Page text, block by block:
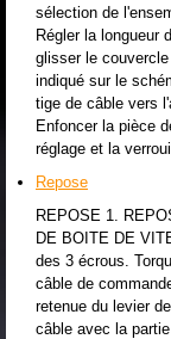
sélection de
Régler la longueur
glisser le
indiqué sur le
tige de câble vers
Enfoncer la pièce
réglage et la
Repose
REPOSE 1.
DE BOITE DE
des 3 écrous.
câble de
retenue du levier
câble avec la